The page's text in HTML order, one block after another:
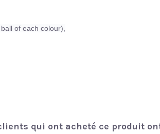
of each colour),
qui ont acheté ce produit